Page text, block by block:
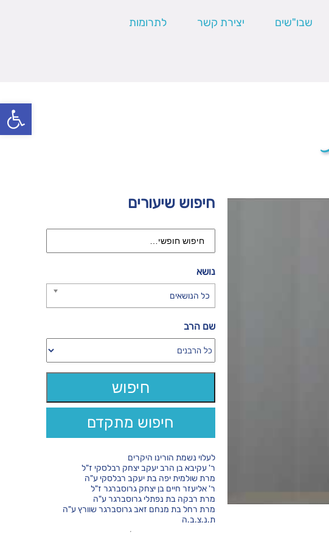
פתח
שבו"שים יצירת קשר לתרומות
חיפוש שיעורים
נושא
כל הנושאים
שם הרב
חיפוש מתקדם
לעלוי נשמת הורינו היקרים
ר' עקיבא בן הרב יעקב יצחק רבלסקי ז"ל
מרת שולמית יפה בת יעקב רבלסקי ע"ה
ר' אליעזר חיים בן יצחק גרוסברגר ז"ל
מרת רבקה בת נפתלי גרוסברגר ע"ה
מרת רחל בת מנחם זאב גרוסברגר שוורץ ע"ה
ת.נ.צ.ב.ה